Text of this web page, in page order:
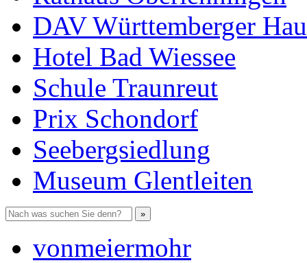
DAV Württemberger
Hotel Bad Wiessee
Schule Traunreut
Prix Schondorf
Seebergsiedlung
Museum Glentleiten
vonmeiermohr